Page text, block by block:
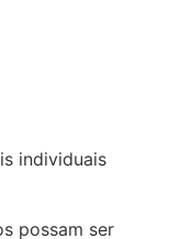
individuais
possam ser